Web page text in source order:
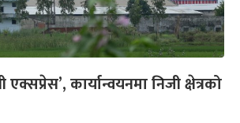
कार्यान्वयनमा निजी क्षेत्रको